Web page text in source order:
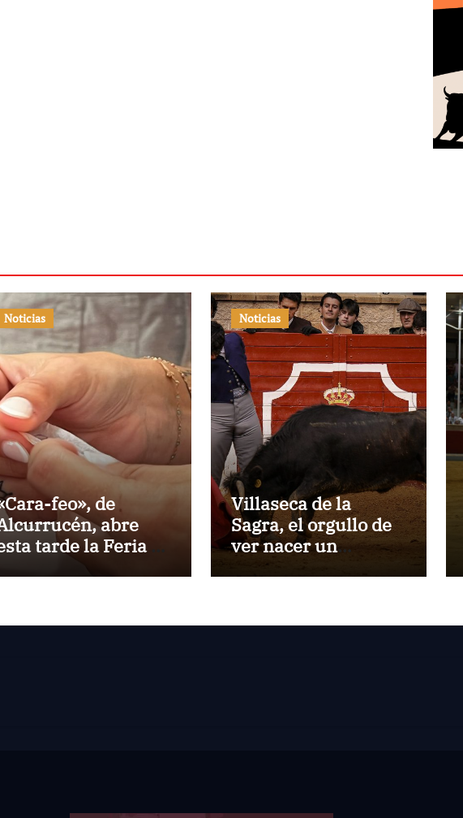
Noticias
feo», de
abre
tarde la Feria de
Noticias
Villaseca de la
Sagra, el orgullo de
ver nacer un
torero:Gorka Jerez